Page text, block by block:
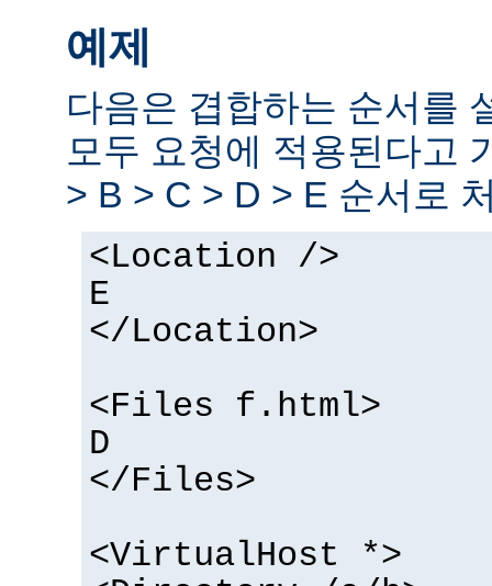
예제
다음은 겹합하는 순서를
모두 요청에 적용된다고
> B > C > D > E 순서로
<Location />
E
</Location>
<Files f.html>
D
</Files>
<VirtualHost *>